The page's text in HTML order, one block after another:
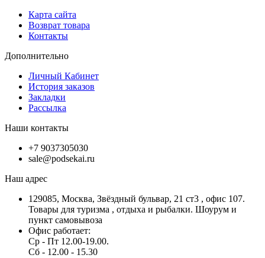
Карта сайта
Возврат товара
Контакты
Дополнительно
Личный Кабинет
История заказов
Закладки
Рассылка
Наши контакты
+7 9037305030
sale@podsekai.ru
Наш адрес
129085, Москва, Звёздный бульвар, 21 ст3 , офис 107.
Товары для туризма , отдыха и рыбалки. Шоурум и
пункт самовывоза
Офис работает:
Ср - Пт 12.00-19.00.
Сб - 12.00 - 15.30